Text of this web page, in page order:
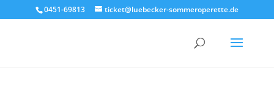
0451-69813 ticket@luebecker-sommeroperette.de